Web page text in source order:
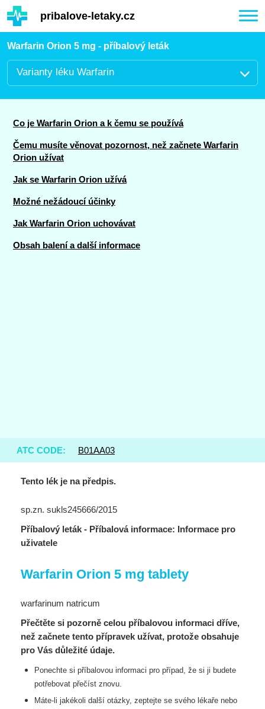
Hauptinhalt
pribalove-letaky.cz
Warfarin Orion 5 mg - příbalový leták
Varianty léku Warfarin
Co je Warfarin Orion a k čemu se používá
Čemu musíte věnovat pozornost, než začnete Warfarin
Orion užívat
Jak se Warfarin Orion užívá
Možné nežádoucí účinky
Jak Warfarin Orion uchovávat
Obsah balení a další informace
ATC CODE: B01AA03
Tento lék je na předpis.
sp.zn. sukls245666/2015
Příbalový leták - Příbalová informace: Informace pro
uživatele
Warfarin Orion 5 mg tablety
warfarinum natricum
Přečtěte si pozorně celou příbalovou informaci dříve,
než začnete tento přípravek užívat, protože obsahuje
pro Vás důležité údaje.
Ponechte si příbalovou informaci pro případ, že si ji budete
potřebovat přečíst znovu.
Máte-li jakékoli další otázky, zeptejte se svého lékaře nebo